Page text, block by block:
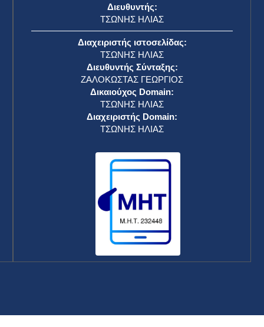
Διευθυντής:
ΤΣΩΝΗΣ ΗΛΙΑΣ
Διαχειριστής ιστοσελίδας:
ΤΣΩΝΗΣ ΗΛΙΑΣ
Διευθυντής Σύνταξης:
ΖΑΛΟΚΩΣΤΑΣ ΓΕΩΡΓΙΟΣ
Δικαιούχος Domain:
ΤΣΩΝΗΣ ΗΛΙΑΣ
Διαχειριστής Domain:
ΤΣΩΝΗΣ ΗΛΙΑΣ